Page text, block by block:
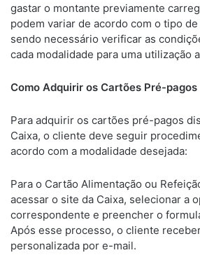
gastar o montante previamente
podem variar de acordo com o tipo
sendo necessário verificar as
cada modalidade para uma utilização
Como Adquirir os Cartões Pré-
Para adquirir os cartões pré-pagos
Caixa, o cliente deve seguir
acordo com a modalidade desejada:
Para o Cartão Alimentação ou
acessar o site da Caixa, selecionar a
correspondente e preencher o
Após esse processo, o cliente
personalizada por e-mail.